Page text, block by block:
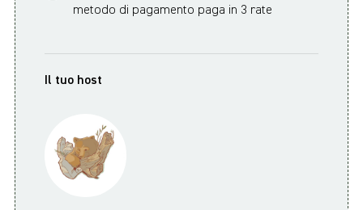
metodo di pagamento paga in 3 rate
Il tuo host